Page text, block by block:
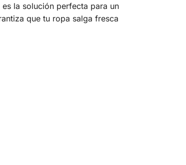
es la solución perfecta para un
que tu ropa salga fresca